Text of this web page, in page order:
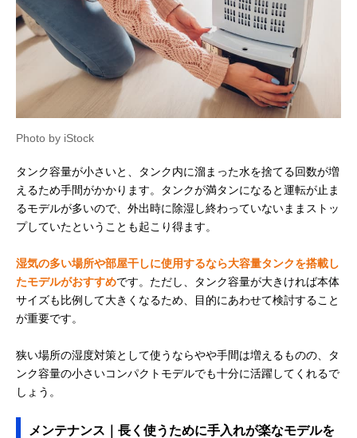
Photo by iStock
タンク容量が小さいと、タンク内に溜まった水を捨てる回数が増
えるため手間がかかります。タンクが満タンになると運転が止ま
るモデルが多いので、外出時に除湿し終わっていないままストッ
プしていたということも起こり得ます。
湿気の多い場所や部屋干しに使用するなら大容量タンクを搭載し
たモデルがおすすめです。ただし、タンク容量が大きければ本体
サイズも比例して大きくなるため、目的にあわせて検討すること
が重要です。
狭い場所の湿度対策として使うならやや手間は増えるものの、タ
ンク容量の小さいコンパクトモデルでも十分に活躍してくれるで
しょう。
メンテナンス｜長く使うために手入れが楽なモデルを